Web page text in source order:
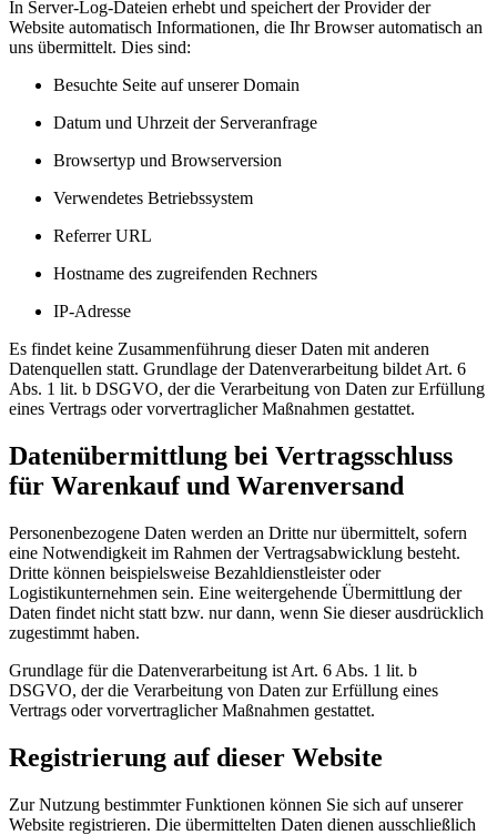
In Server-Log-Dateien erhebt und speichert der Provider der
Website automatisch Informationen, die Ihr Browser automatisch an
uns übermittelt. Dies sind:
Besuchte Seite auf unserer Domain
Datum und Uhrzeit der Serveranfrage
Browsertyp und Browserversion
Verwendetes Betriebssystem
Referrer URL
Hostname des zugreifenden Rechners
IP-Adresse
Es findet keine Zusammenführung dieser Daten mit anderen
Datenquellen statt. Grundlage der Datenverarbeitung bildet Art. 6
Abs. 1 lit. b DSGVO, der die Verarbeitung von Daten zur Erfüllung
eines Vertrags oder vorvertraglicher Maßnahmen gestattet.
Datenübermittlung bei Vertragsschluss
für Warenkauf und Warenversand
Personenbezogene Daten werden an Dritte nur übermittelt, sofern
eine Notwendigkeit im Rahmen der Vertragsabwicklung besteht.
Dritte können beispielsweise Bezahldienstleister oder
Logistikunternehmen sein. Eine weitergehende Übermittlung der
Daten findet nicht statt bzw. nur dann, wenn Sie dieser ausdrücklich
zugestimmt haben.
Grundlage für die Datenverarbeitung ist Art. 6 Abs. 1 lit. b
DSGVO, der die Verarbeitung von Daten zur Erfüllung eines
Vertrags oder vorvertraglicher Maßnahmen gestattet.
Registrierung auf dieser Website
Zur Nutzung bestimmter Funktionen können Sie sich auf unserer
Website registrieren. Die übermittelten Daten dienen ausschließlich